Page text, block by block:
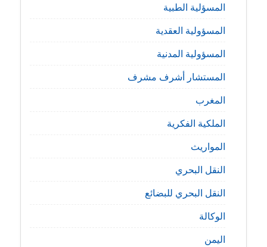
المسؤلية الطبية
المسؤولية العقدية
المسؤولية المدنية
المستشار أشرف مشرف
المغرب
الملكية الفكرية
المواريث
النقل البحري
النقل البحري للبضائع
الوكالة
اليمن